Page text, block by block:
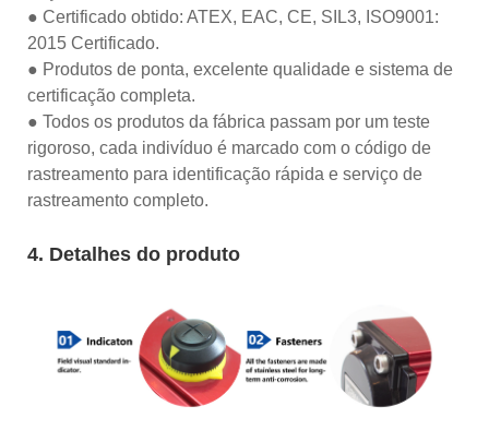
● Certificado obtido: ATEX, EAC, CE, SIL3, ISO9001:
2015 Certificado.
● Produtos de ponta, excelente qualidade e sistema de
certificação completa.
● Todos os produtos da fábrica passam por um teste
rigoroso, cada indivíduo é marcado com o código de
rastreamento para identificação rápida e serviço de
rastreamento completo.
4. Detalhes do produto